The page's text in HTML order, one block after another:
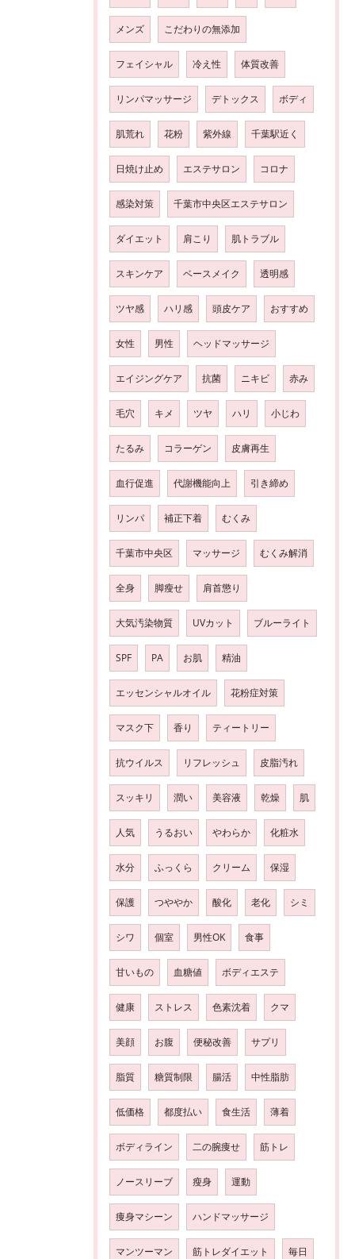
メンズ こだわりの無添加
フェイシャル 冷え性 体質改善
リンパマッサージ デトックス ボディ
肌荒れ 花粉 紫外線 千葉駅近く
日焼け止め エステサロン コロナ
感染対策 千葉市中央区エステサロン
ダイエット 肩こり 肌トラブル
スキンケア ベースメイク 透明感
ツヤ感 ハリ感 頭皮ケア おすすめ
女性 男性 ヘッドマッサージ
エイジングケア 抗菌 ニキビ 赤み
毛穴 キメ ツヤ ハリ 小じわ
たるみ コラーゲン 皮膚再生
血行促進 代謝機能向上 引き締め
リンパ 補正下着 むくみ
千葉市中央区 マッサージ むくみ解消
全身 脚瘦せ 肩首懲り
大気汚染物質 UVカット ブルーライト
SPF PA お肌 精油
エッセンシャルオイル 花粉症対策
マスク下 香り ティートリー
抗ウイルス リフレッシュ 皮脂汚れ
スッキリ 潤い 美容液 乾燥 肌
人気 うるおい やわらか 化粧水
水分 ふっくら クリーム 保湿
保護 つややか 酸化 老化 シミ
シワ 個室 男性OK 食事
甘いもの 血糖値 ボディエステ
健康 ストレス 色素沈着 クマ
美顔 お腹 便秘改善 サプリ
脂質 糖質制限 腸活 中性脂肪
低価格 都度払い 食生活 薄着
ボディライン 二の腕痩せ 筋トレ
ノースリーブ 瘦身 運動
痩身マシーン ハンドマッサージ
マンツーマン 筋トレダイエット 毎日